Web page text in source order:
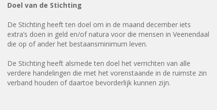
Doel van de Stichting
De Stichting heeft ten doel om in de maand december iets
extra’s doen in geld en/of natura voor die mensen in Veenendaal
die op of ander het bestaansminimum leven.
De Stichting heeft alsmede ten doel het verrichten van alle
verdere handelingen die met het vorenstaande in de ruimste zin
verband houden of daartoe bevorderlijk kunnen zijn.